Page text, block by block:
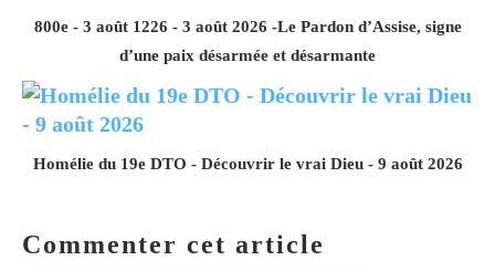
800e - 3 août 1226 - 3 août 2026 -Le Pardon d’Assise, signe
d’une paix désarmée et désarmante
Homélie du 19e DTO - Découvrir le vrai Dieu - 9 août 2026
Commenter cet article